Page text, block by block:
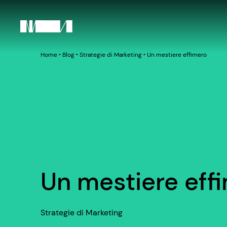
Home‣ Blog‣Strategie di Marketing‣Un mestiere effimero
Un mestiere
Strategie di Marketing